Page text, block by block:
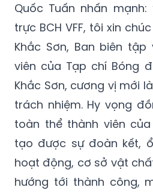
Quốc Tuấn nhấn
trực BCH VFF, tôi xin
Khắc Sơn, Ban biên
viên của Tạp chí Bóng
Khắc Sơn, cương vị mới
trách nhiệm. Hy vọng
toàn thể thành viên
tạo được sự đoàn kết,
hoạt động, cơ sở vật
hướng tới thành công,